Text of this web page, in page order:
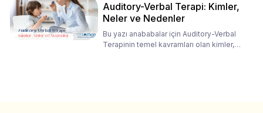
Auditory-Verbal Terapi: Kimler,
Neler ve Nedenler
Bu yazı anababalar için Auditory-Verbal
Terapinin temel kavramları olan kimler,